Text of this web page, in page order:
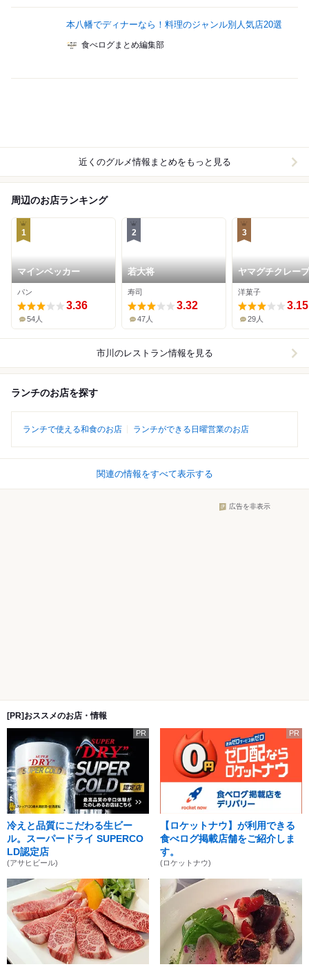
本八幡でディナーなら！料理のジャンル別人気店20選
食べログまとめ編集部
近くのグルメ情報まとめをもっと見る
周辺のお店ランキング
1
マインベッカー
パン
3.36
54人
2
若大将
寿司
3.32
47人
3
ヤマグチクレープ
洋菓子
3.15
29人
市川 のレストラン情報を見る
ランチのお店を探す
ランチで使える和食のお店 ランチができる日曜営業のお店
関連の情報をすべて表示する
広告を非表示
[PR]おススメのお店・情報
PR
冷えと品質にこだわる生ビー
ル。スーパードライ SUPERCO
LD認定店
(アサヒビール)
PR
【ロケットナウ】が利用できる
食べログ掲載店舗をご紹介しま
す。
(ロケットナウ)